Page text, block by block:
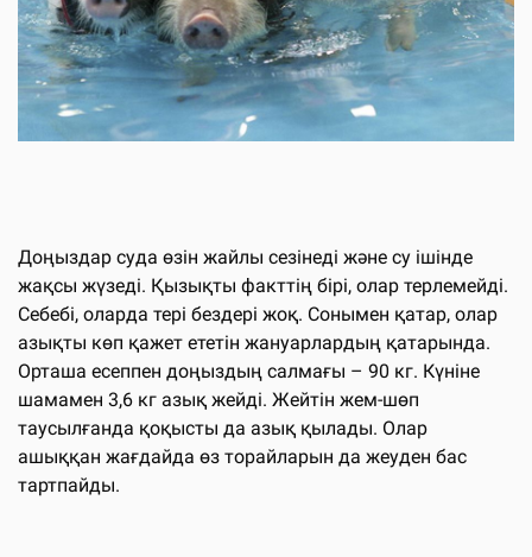
Доңыздар суда өзін жайлы сезінеді және су ішінде
жақсы жүзеді. Қызықты факттің бірі, олар терлемейді.
Себебі, оларда тері бездері жоқ. Сонымен қатар, олар
азықты көп қажет ететін жануарлардың қатарында.
Орташа есеппен доңыздың салмағы – 90 кг. Күніне
шамамен 3,6 кг азық жейді. Жейтін жем-шөп
таусылғанда қоқысты да азық қылады. Олар
ашыққан жағдайда өз торайларын да жеуден бас
тартпайды.